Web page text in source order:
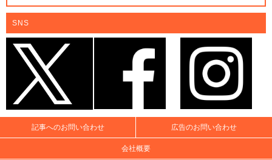
SNS
記事へのお問い合わせ 広告のお問い合わせ
会社概要